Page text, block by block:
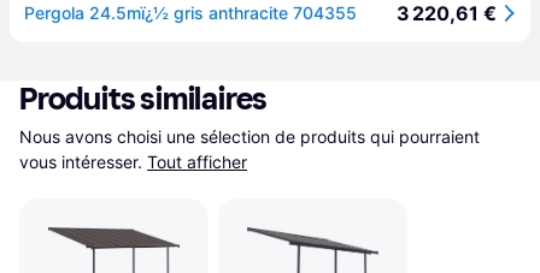
Pergola 24.5mï¿½ gris anthracite 704355 3 220,61 €
Produits similaires
Nous avons choisi une sélection de produits qui pourraient
vous intéresser. Tout afficher